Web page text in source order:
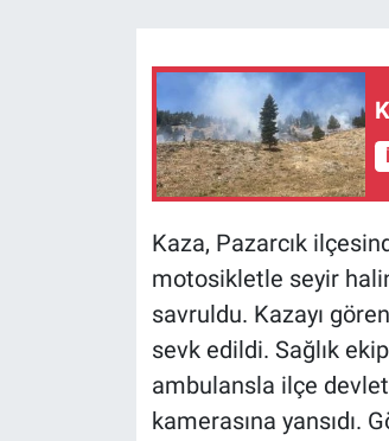
Kaza, Pazarcık
motosikletle seyir
savruldu. Kazayı
sevk edildi. Sağlık
ambulansla ilçe
kamerasına